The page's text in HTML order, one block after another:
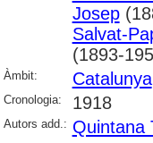
Josep
Salvat-
(1893-
Àmbit: Catalunya
Cronologia: 1918
Autors add.: Quintana